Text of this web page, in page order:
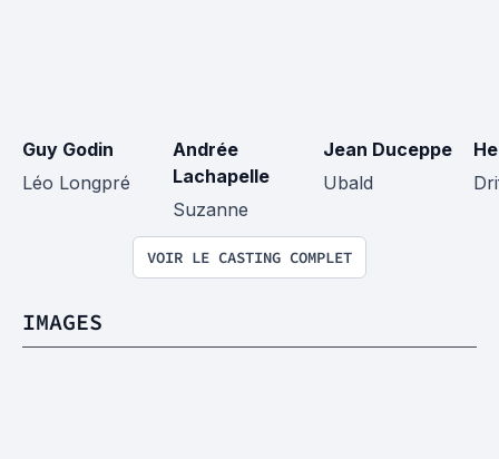
Guy Godin
Léo Longpré
Andrée
Lachapelle
Suzanne
Jean Duceppe
Ubald
VOIR LE CASTING COMPLET
IMAGES